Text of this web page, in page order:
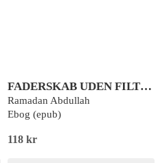
FADERSKAB UDEN FILTER
Ramadan Abdullah
Ebog (epub)
118 kr